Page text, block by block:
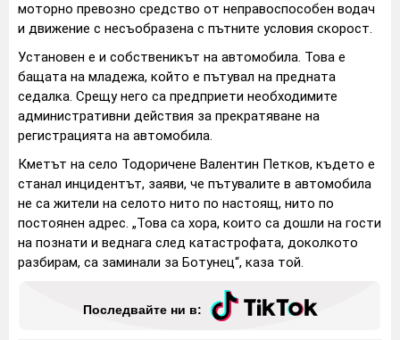
моторно превозно средство от неправоспособен водач
и движение с несъобразена с пътните условия скорост.
Установен е и собственикът на автомобила. Това е
бащата на младежа, който е пътувал на предната
седалка. Срещу него са предприети необходимите
административни действия за прекратяване на
регистрацията на автомобила.
Кметът на село Тодоричене Валентин Петков, където е
станал инцидентът, заяви, че пътувалите в автомобила
не са жители на селото нито по настоящ, нито по
постоянен адрес. „Това са хора, които са дошли на гости
на познати и веднага след катастрофата, доколкото
разбирам, са заминали за Ботунец“, каза той.
Последвайте ни в: